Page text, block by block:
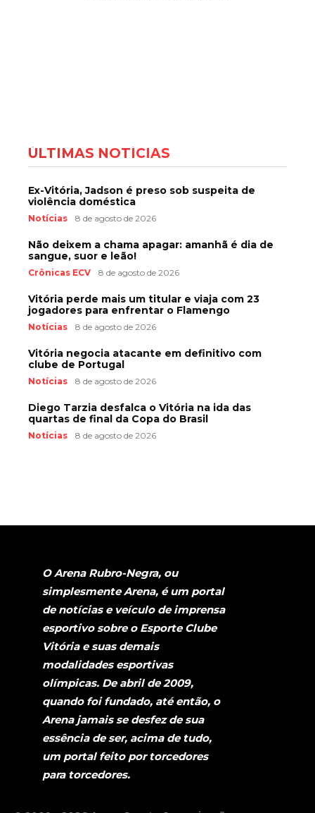
ÚLTIMAS NOTÍCIAS
Ex-Vitória, Jadson é preso sob suspeita de
violência doméstica
Notícias 8 de agosto de 2026
Não deixem a chama apagar: amanhã é dia de
sangue, suor e leão!
Crônicas ECV 8 de agosto de 2026
Vitória perde mais um titular e viaja com 23
jogadores para enfrentar o Flamengo
Notícias 8 de agosto de 2026
Vitória negocia atacante em definitivo com
clube de Portugal
Notícias 8 de agosto de 2026
Diego Tarzia desfalca o Vitória na ida das
quartas de final da Copa do Brasil
Notícias 8 de agosto de 2026
O Arena Rubro-Negra, ou
simplesmente Arena, é um portal
de notícias e veículo de imprensa
esportivo sobre o Esporte Clube
Vitória e suas demais
modalidades esportivas
olímpicas. De abril de 2009,
quando foi fundado, até então, o
Arena jamais se desfez de sua
essência de ser, acima de tudo,
um portal feito por torcedores
para torcedores.